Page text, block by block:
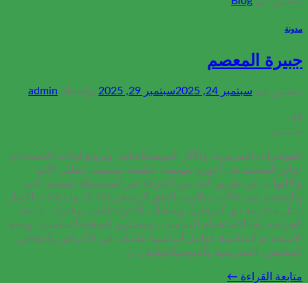
مدونة
جبيرة المعصم
منشور في سبتمبر 24, 2025 سبتمبر 29, 2025 بواسطة admin
24
سبتمبر
المؤشرات السريرية، والآثار البيوميكانيكية، وبروتوكولات الاستخدام:
جبائر المعصم هي أجهزة تقويمية عظمية مصممة لتقليل الألم
والالتهاب عن طريق الحد من الحركة غير المنضبطة لمفصل اليد
والمعصم في حالات متلازمة النفق الرسغي (CTS)، واعتلالات الأوتار
(مثل متلازمة دي كيرفان)، وإصابات الالتواء/الشد، وفترات ما بعد
الجراحة. يُعدّ الاستخدام المناسب، ومستوى الصلابة المناسب، ومدة
الاستخدام المناسبة عوامل أساسية للتحكم في الأعراض والتعافي
الوظيفي. التشريحية والبيوميكانيكية [...]
متابعة القراءة ←